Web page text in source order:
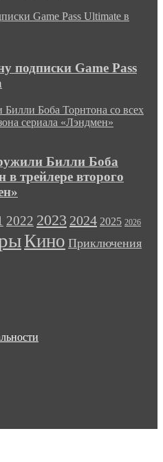
Game Pass Ultimate в
подписки Game Pass
Боба Торнтона со всех
сериала «Лэндмен»
Билли Боба
в трейлере второго
2022 2023 2024 2025 2026
Кино Приключения